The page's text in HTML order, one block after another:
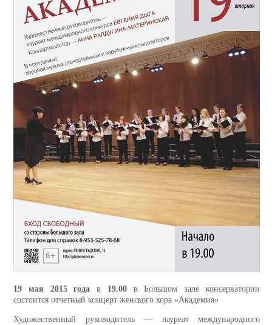
19 мая 2015 года в 19.00в Большом зале консерватории
состоится отчетный концерт женского хора «Академия»
Художественный руководитель — лауреат международного